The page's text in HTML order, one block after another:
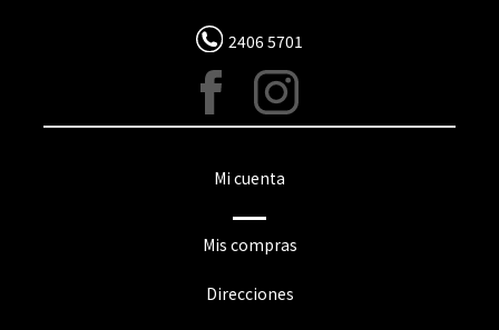
2406 5701
Mi cuenta
Mis compras
Direcciones